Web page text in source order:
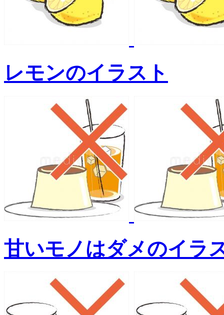
レモンのイラスト
甘いモノはダメのイラ